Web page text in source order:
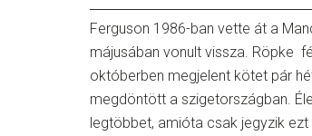
Ferguson 1986-ban vette át a
májusában vonult vissza. Röpke
októberben megjelent kötet pár
megdöntött a szigetországban.
legtöbbet, amióta csak jegyzik